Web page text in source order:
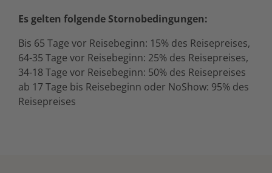
Es gelten folgende Stornobedingungen:
Bis 65 Tage vor Reisebeginn: 15% des Reisepreises,
64-35 Tage vor Reisebeginn: 25% des Reisepreises,
34-18 Tage vor Reisebeginn: 50% des Reisepreises
ab 17 Tage bis Reisebeginn oder NoShow: 95% des
Reisepreises